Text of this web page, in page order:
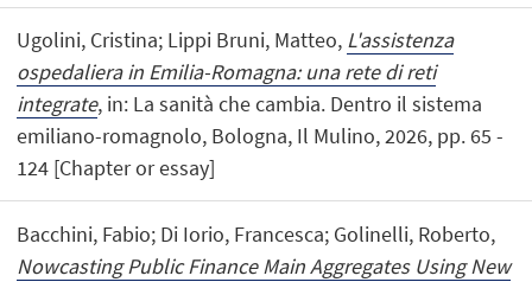
Ugolini, Cristina; Lippi Bruni, Matteo, L'assistenza
ospedaliera in Emilia-Romagna: una rete di reti
integrate, in: La sanità che cambia. Dentro il sistema
emiliano-romagnolo, Bologna, Il Mulino, 2026, pp. 65 -
124 [Chapter or essay]
Bacchini, Fabio; Di Iorio, Francesca; Golinelli, Roberto,
Nowcasting Public Finance Main Aggregates Using New